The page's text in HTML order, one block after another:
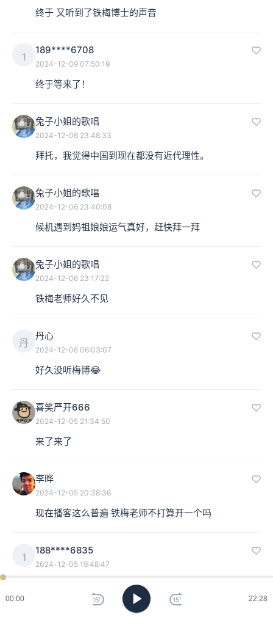
00:00 22:28
终于 又听到了铁梅博士的声音
1
189****6708
2024-12-09 07:50:19
终于等来了！
兔子小姐的歌唱
2024-12-06 23:48:33
拜托，我觉得中国到现在都没有近代理性。
兔子小姐的歌唱
2024-12-06 23:40:08
候机遇到妈祖娘娘运气真好，赶快拜一拜
兔子小姐的歌唱
2024-12-06 23:17:22
铁梅老师好久不见
丹
丹心
2024-12-06 06:03:07
好久没听梅博😂
喜笑严开666
2024-12-05 21:34:50
来了来了
李晔
2024-12-05 20:38:36
现在播客这么普遍 铁梅老师不打算开一个吗
1
188****6835
2024-12-05 19:48:47
是董老师组织的那场考察吗？
：诶诶你是谁，站出来